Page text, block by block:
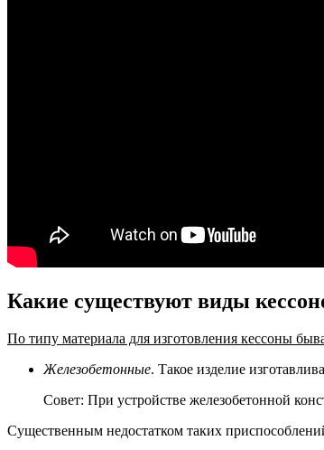
Какие существуют виды
По типу материала для изготовления кессоны
Железобетонные. Такое изделие
Совет: При устройстве железобетонной
Существенным недостатком таких